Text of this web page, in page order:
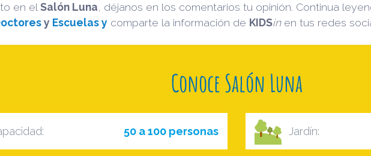
en el Salón Luna , déjanos en los comentarios tu opinión. Continua
y Escuelas y comparte la información de KIDSinen tus redes
Conoce Salón Luna
50 a 100 personas Jardín: